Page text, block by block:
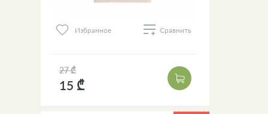
Избранное Сравнить
27 ₾
15 ₾